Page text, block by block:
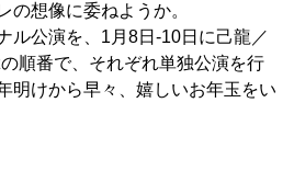
想像に委ねようか。
ル公演を、1月8日-10日に己龍／
順番で、それぞれ単独公演を行
明けから早々、嬉しいお年玉をい